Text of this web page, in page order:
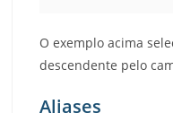
O exemplo acima
descendente pelo
Aliases